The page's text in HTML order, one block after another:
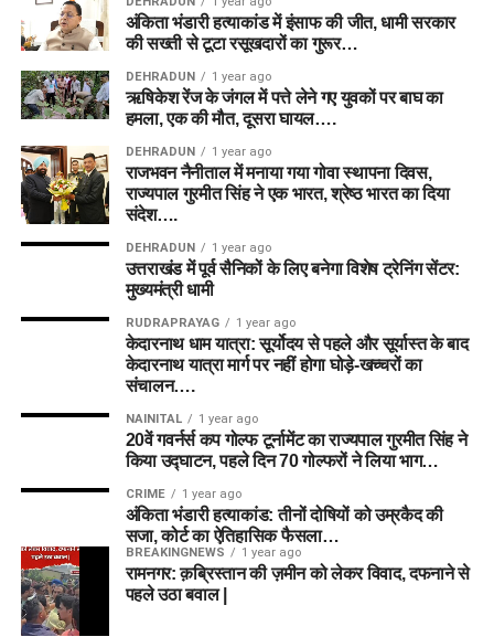
अंकिता भंडारी हत्याकांड में इंसाफ की जीत, धामी सरकार
की सख्ती से टूटा रसूखदारों का गुरूर…
DEHRADUN 1 year ago
ऋषिकेश रेंज के जंगल में पत्ते लेने गए युवकों पर बाघ का
हमला, एक की मौत, दूसरा घायल….
DEHRADUN 1 year ago
राजभवन नैनीताल में मनाया गया गोवा स्थापना दिवस,
राज्यपाल गुरमीत सिंह ने एक भारत, श्रेष्ठ भारत का दिया
संदेश….
DEHRADUN 1 year ago
उत्तराखंड में पूर्व सैनिकों के लिए बनेगा विशेष ट्रेनिंग सेंटर:
मुख्यमंत्री धामी
RUDRAPRAYAG 1 year ago
केदारनाथ धाम यात्रा: सूर्योदय से पहले और सूर्यास्त के बाद
केदारनाथ यात्रा मार्ग पर नहीं होगा घोड़े-खच्चरों का
संचालन….
NAINITAL 1 year ago
20वें गवर्नर्स कप गोल्फ टूर्नामेंट का राज्यपाल गुरमीत सिंह ने
किया उद्घाटन, पहले दिन 70 गोल्फरों ने लिया भाग…
CRIME 1 year ago
अंकिता भंडारी हत्याकांड: तीनों दोषियों को उम्रकैद की
सजा, कोर्ट का ऐतिहासिक फैसला…
BREAKINGNEWS 1 year ago
रामनगर: क़ब्रिस्तान की ज़मीन को लेकर विवाद, दफनाने से
पहले उठा बवाल |